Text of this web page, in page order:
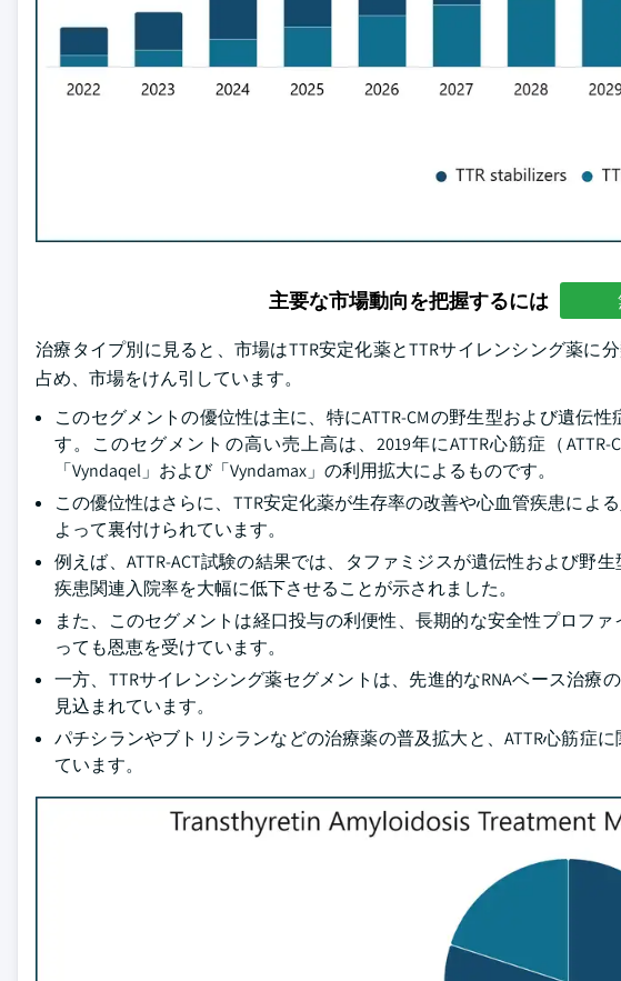
主要な市場動向を把握するには
治療タイプ別に見ると、市場はTTR安定化薬とTTRサイレンシング薬に
占め、市場をけん引しています。
このセグメントの優位性は主に、特にATTR-CMの野生型および遺伝
す。このセグメントの高い売上高は、2019年にATTR心筋症（
「Vyndaqel」および「Vyndamax」の利用拡大によるものです。
この優位性はさらに、TTR安定化薬が生存率の改善や心血管疾患によ
よって裏付けられています。
例えば、ATTR-ACT試験の結果では、タファミジスが遺伝性および野
疾患関連入院率を大幅に低下させることが示されました。
また、このセグメントは経口投与の利便性、長期的な安全性プロフ
っても恩恵を受けています。
一方、TTRサイレンシング薬セグメントは、先進的なRNAベース治療
見込まれています。
パチシランやブトリシランなどの治療薬の普及拡大と、ATTR心筋症
ています。